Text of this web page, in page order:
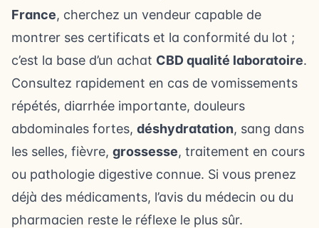
France, cherchez un vendeur capable de
montrer ses certificats et la conformité du lot ;
c’est la base d’un achat CBD qualité laboratoire.
Consultez rapidement en cas de vomissements
répétés, diarrhée importante, douleurs
abdominales fortes, déshydratation, sang dans
les selles, fièvre, grossesse, traitement en cours
ou pathologie digestive connue. Si vous prenez
déjà des médicaments, l’avis du médecin ou du
pharmacien reste le réflexe le plus sûr.